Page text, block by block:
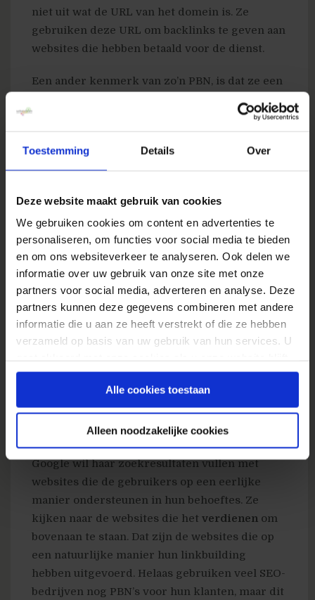
Toestemming Details Over
Deze website maakt gebruik van cookies
We gebruiken cookies om content en advertenties te
personaliseren, om functies voor social media te bieden
en om ons websiteverkeer te analyseren. Ook delen we
informatie over uw gebruik van onze site met onze
partners voor social media, adverteren en analyse. Deze
partners kunnen deze gegevens combineren met andere
informatie die u aan ze heeft verstrekt of die ze hebben
verzameld op basis van uw gebruik van hun services. U
gebruiken.
Alle cookies toestaan
Alleen noodzakelijke cookies
niet uit wat de URL van het domein is. Ze
gebruiken deze URL om backlinks te geven aan
websites die hebben betaald voor de dienst.
Een ander kenmerk van zo’n PBN, is dat ze een
standaard template hebben op de website. Ze
hebben totaal geen stijl toegevoegd aan de
contactpagina om vragen te stellen.
autoriteit en daarom worden ze gebruikt als
PBN. Googlecontroleertalles tegenwoordig en
het is zo veel moeilijker geworden om hen in
de maling te nemen. PBN’s zijn dus geen goede
optie meer om te linkbuilden…
Vallen PBN’s onder Black Hat?
Er zijn SEO-specialisten die claimen dat PBN’s
Hat SEO. PBN’s zijn namelijk een slinkse
manier om hoogwaardige backlinks te
verkrijgen.
Google wil haar zoekresultaten vullen met
websites die de gebruikers op een eerlijke
manier ondersteunen in hun behoeftes. Ze
kijken naar de websites die het verdienen om
bovenaan te staan. Dat zijn de websites die op
een natuurlijke manier hun linkbuilding
hebben uitgevoerd. Helaas gebruiken veel SEO-
bedrijven nog PBN’s voor hun klanten, maar dit